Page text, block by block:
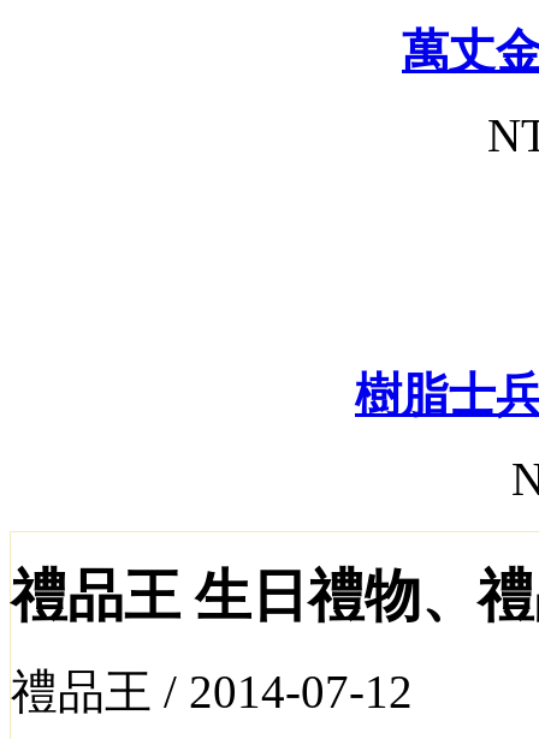
萬丈
樹脂士
禮品王 生日禮物、
禮品王 / 2014-07-12